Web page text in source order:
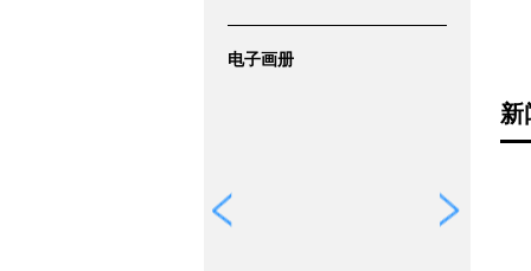
电子画册
新